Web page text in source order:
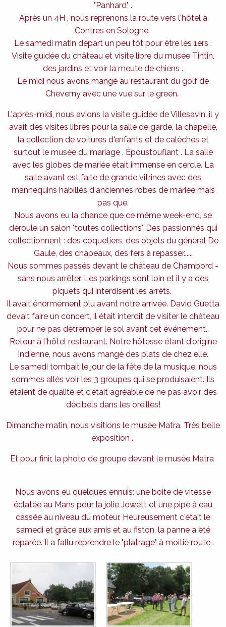
"Panhard" .
Après un 4H , nous reprenons la route vers l'hôtel à
Contres en Sologne.
Le samedi matin départ un peu tôt pour être les 1ers .
Visite guidée du château et visite libre du musée Tintin,
des jardins et voir la meute de chiens .
Le midi nous avons mangé au restaurant du golf de
Cheverny avec une vue sur le green.
L'après-midi, nous avions la visite guidée de Villesavin. il y
avait des visites libres pour la salle de garde, la chapelle,
la collection de voitures d'enfants et de calèches et
surtout le musée du mariage . Époustouflant . La salle
avec les globes de mariée était immense en cercle. La
salle avant est faite de grande vitrines avec des
mannequins habillés d'anciennes robes de mariée mais
pas que.
Nous avons eu la chance que ce même week-end, se
déroule un salon "toutes collections" Des passionnés qui
collectionnent : des coquetiers, des objets du général De
Gaule, des chapeaux, des fers à repasser......
Nous sommes passés devant le château de Chambord -
sans nous arrêter. Les parkings sont loin et il y a des
piquets qui interdisent les arrêts.
Il avait énormément plu avant notre arrivée. David Guetta
devait faire un concert, il était interdit de visiter le château
pour ne pas détremper le sol avant cet événement..
Retour à l'hôtel restaurant. Notre hôtesse étant d'origine
indienne, nous avons mangé des plats de chez elle.
Le samedi tombait le jour de la fête de la musique, nous
sommes allés voir les 3 groupes qui se produisaient. Ils
étaient de qualité et c'était agréable de ne pas avoir des
décibels dans les oreilles!
Dimanche matin, nous visitions le musée Matra. Très belle
exposition .
Et pour finir, la photo de groupe devant le musée Matra
Nous avons eu quelques ennuis: une boite de vitesse
éclatée au Mans pour la jolie Jowett et une pipe à eau
cassée au niveau du moteur. Heureusement c'était le
samedi et grâce aux amis et au fiston, la panne a été
réparée. Il a fallu reprendre le "platrage" à moitié route .